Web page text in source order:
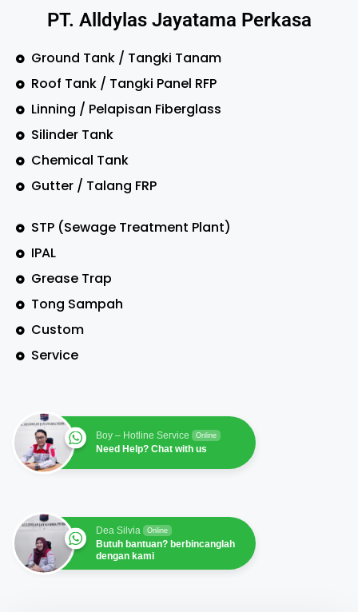
PT. Alldylas Jayatama Perkasa
Ground Tank / Tangki Tanam
Roof Tank / Tangki Panel RFP
Linning / Pelapisan Fiberglass
Silinder Tank
Chemical Tank
Gutter / Talang FRP
STP (Sewage Treatment Plant)
IPAL
Grease Trap
Tong Sampah
Custom
Service
Boy – Hotline Service Online
Need Help? Chat with us
Dea Silvia Online
Butuh bantuan? berbincanglah
dengan kami